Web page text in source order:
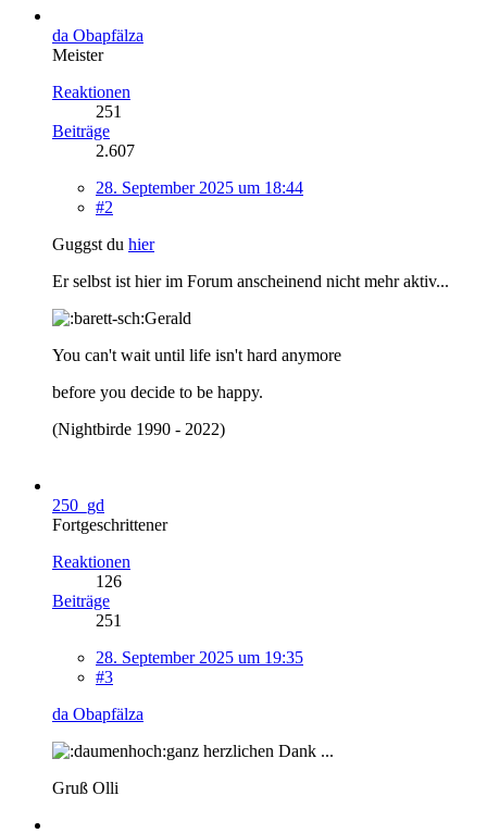
da Obapfälza
Meister
Reaktionen
251
Beiträge
2.607
28. September 2025 um 18:44
#2
Guggst du hier
Er selbst ist hier im Forum anscheinend nicht mehr aktiv...
Gerald
You can't wait until life isn't hard anymore
before you decide to be happy.
(Nightbirde 1990 - 2022)
250_gd
Fortgeschrittener
Reaktionen
126
Beiträge
251
28. September 2025 um 19:35
#3
da Obapfälza
ganz herzlichen Dank ...
Gruß Olli